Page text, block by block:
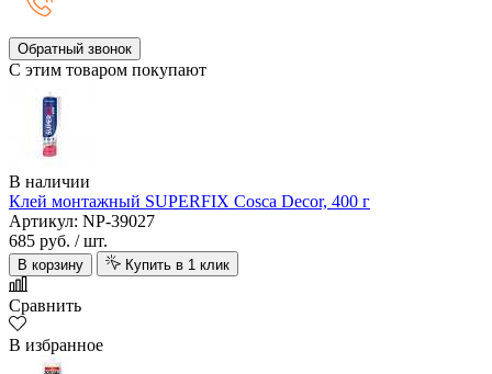
Обратный звонок
С этим товаром покупают
В наличии
Клей монтажный SUPERFIX Cosca Decor, 400 г
Артикул: NP-39027
685 руб. / шт.
В корзину Купить в 1 клик
Сравнить
В избранное